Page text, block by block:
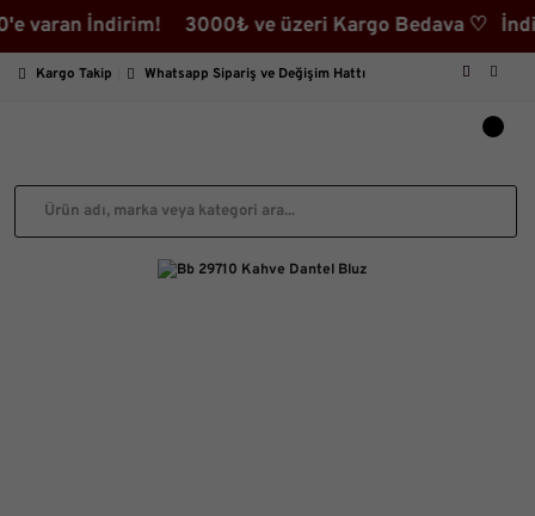
İndirim! 3000₺ ve üzeri Kargo Bedava ♡
Kargo Takip Whatsapp Sipariş ve Değişim Hattı